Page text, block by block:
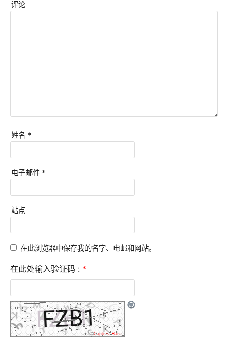
评论
姓名 *
电子邮件 *
站点
在此浏览器中保存我的名字、电邮和网站。
在此处输入验证码 : *